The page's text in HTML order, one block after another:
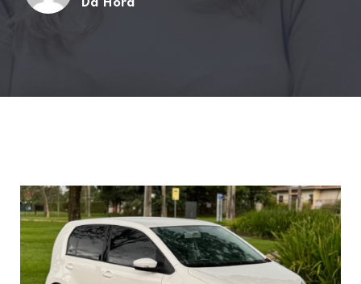
Da Hora